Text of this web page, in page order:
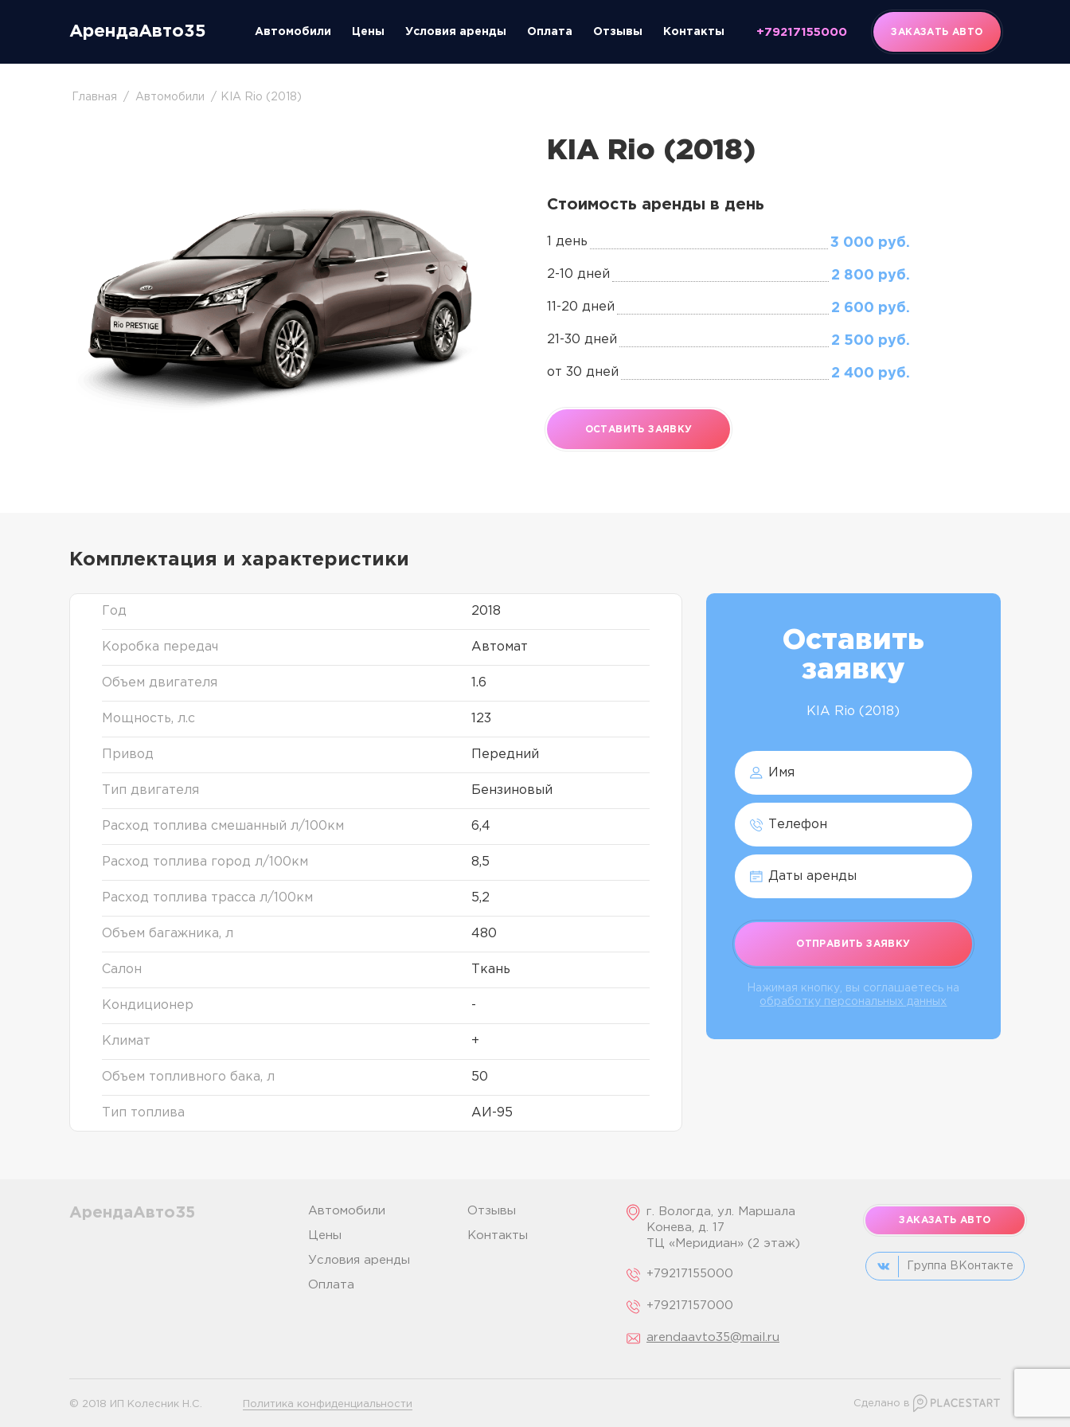
АрендаАвто35 Автомобили Цены Условия аренды Оплата Отзывы Контакты +79217155000 ЗАКАЗАТЬ АВТО
Главная Автомобили KIA Rio (2018)
KIA Rio (2018)
Стоимость аренды в день
1 день 3 000 руб.
2-10 дней 2 800 руб.
11-20 дней 2 600 руб.
21-30 дней 2 500 руб.
от 30 дней 2 400 руб.
ОСТАВИТЬ ЗАЯВКУ
Комплектация и характеристики
Год 2018
Коробка передач Автомат
Объем двигателя 1.6
Мощность, л.с 123
Привод Передний
Тип двигателя Бензиновый
Расход топлива смешанный л/100км 6,4
Расход топлива город л/100км 8,5
Расход топлива трасса л/100км 5,2
Объем багажника, л 480
Салон Ткань
Кондиционер -
Климат +
Объем топливного бака, л 50
Тип топлива АИ-95
Оставить
заявку
KIA Rio (2018)
ОТПРАВИТЬ ЗАЯВКУ
Нажимая кнопку, вы соглашаетесь на
обработку персональных данных
АрендаАвто35 Автомобили
Цены
Условия аренды
Оплата
Отзывы
Контакты
г. Вологда, ул. Маршала
Конева, д. 17
ТЦ «Меридиан» (2 этаж)
+79217155000
+79217157000
arendaavto35@mail.ru
ЗАКАЗАТЬ АВТО
Группа ВКонтакте
© 2018 ИП Колесник Н.С. Политика конфиденциальности Сделано в